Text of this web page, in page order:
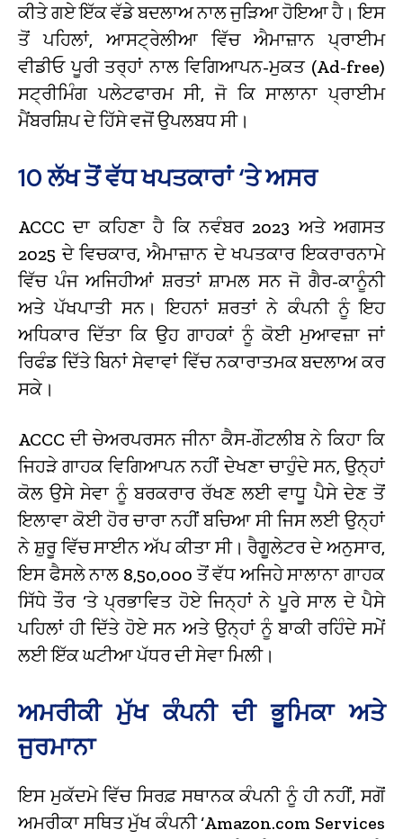
ਕੀਤੇ ਗਏ ਇੱਕ ਵੱਡੇ ਬਦਲਾਅ ਨਾਲ ਜੁੜਿਆ ਹੋਇਆ ਹੈ। ਇਸ
ਤੋਂ ਪਹਿਲਾਂ, ਆਸਟ੍ਰੇਲੀਆ ਵਿੱਚ ਐਮਾਜ਼ਾਨ ਪ੍ਰਾਈਮ
ਵੀਡੀਓ ਪੂਰੀ ਤਰ੍ਹਾਂ ਨਾਲ ਵਿਗਿਆਪਨ-ਮੁਕਤ (Ad-free)
ਸਟ੍ਰੀਮਿੰਗ ਪਲੇਟਫਾਰਮ ਸੀ, ਜੋ ਕਿ ਸਾਲਾਨਾ ਪ੍ਰਾਈਮ
ਮੈਂਬਰਸ਼ਿਪ ਦੇ ਹਿੱਸੇ ਵਜੋਂ ਉਪਲਬਧ ਸੀ।
10 ਲੱਖ ਤੋਂ ਵੱਧ ਖਪਤਕਾਰਾਂ ‘ਤੇ ਅਸਰ
ACCC ਦਾ ਕਹਿਣਾ ਹੈ ਕਿ ਨਵੰਬਰ 2023 ਅਤੇ ਅਗਸਤ
2025 ਦੇ ਵਿਚਕਾਰ, ਐਮਾਜ਼ਾਨ ਦੇ ਖਪਤਕਾਰ ਇਕਰਾਰਨਾਮੇ
ਵਿੱਚ ਪੰਜ ਅਜਿਹੀਆਂ ਸ਼ਰਤਾਂ ਸ਼ਾਮਲ ਸਨ ਜੋ ਗੈਰ-ਕਾਨੂੰਨੀ
ਅਤੇ ਪੱਖਪਾਤੀ ਸਨ। ਇਹਨਾਂ ਸ਼ਰਤਾਂ ਨੇ ਕੰਪਨੀ ਨੂੰ ਇਹ
ਅਧਿਕਾਰ ਦਿੱਤਾ ਕਿ ਉਹ ਗਾਹਕਾਂ ਨੂੰ ਕੋਈ ਮੁਆਵਜ਼ਾ ਜਾਂ
ਰਿਫੰਡ ਦਿੱਤੇ ਬਿਨਾਂ ਸੇਵਾਵਾਂ ਵਿੱਚ ਨਕਾਰਾਤਮਕ ਬਦਲਾਅ ਕਰ
ਸਕੇ।
ACCC ਦੀ ਚੇਅਰਪਰਸਨ ਜੀਨਾ ਕੈਸ-ਗੌਟਲੀਬ ਨੇ ਕਿਹਾ ਕਿ
ਜਿਹੜੇ ਗਾਹਕ ਵਿਗਿਆਪਨ ਨਹੀਂ ਦੇਖਣਾ ਚਾਹੁੰਦੇ ਸਨ, ਉਨ੍ਹਾਂ
ਕੋਲ ਉਸੇ ਸੇਵਾ ਨੂੰ ਬਰਕਰਾਰ ਰੱਖਣ ਲਈ ਵਾਧੂ ਪੈਸੇ ਦੇਣ ਤੋਂ
ਇਲਾਵਾ ਕੋਈ ਹੋਰ ਚਾਰਾ ਨਹੀਂ ਬਚਿਆ ਸੀ ਜਿਸ ਲਈ ਉਨ੍ਹਾਂ
ਨੇ ਸ਼ੁਰੂ ਵਿੱਚ ਸਾਈਨ ਅੱਪ ਕੀਤਾ ਸੀ।ਰੈਗੂਲੇਟਰ ਦੇ ਅਨੁਸਾਰ,
ਇਸ ਫੈਸਲੇ ਨਾਲ 8,50,000 ਤੋਂ ਵੱਧ ਅਜਿਹੇ ਸਾਲਾਨਾ ਗਾਹਕ
ਸਿੱਧੇ ਤੌਰ ‘ਤੇ ਪ੍ਰਭਾਵਿਤ ਹੋਏ ਜਿਨ੍ਹਾਂ ਨੇ ਪੂਰੇ ਸਾਲ ਦੇ ਪੈਸੇ
ਪਹਿਲਾਂ ਹੀ ਦਿੱਤੇ ਹੋਏ ਸਨ ਅਤੇ ਉਨ੍ਹਾਂ ਨੂੰ ਬਾਕੀ ਰਹਿੰਦੇ ਸਮੇਂ
ਲਈ ਇੱਕ ਘਟੀਆ ਪੱਧਰ ਦੀ ਸੇਵਾ ਮਿਲੀ।
ਅਮਰੀਕੀ ਮੁੱਖ ਕੰਪਨੀ ਦੀ ਭੂਮਿਕਾ ਅਤੇ
ਜੁਰਮਾਨਾ
ਇਸ ਮੁਕੱਦਮੇ ਵਿੱਚ ਸਿਰਫ਼ ਸਥਾਨਕ ਕੰਪਨੀ ਨੂੰ ਹੀ ਨਹੀਂ, ਸਗੋਂ
ਅਮਰੀਕਾ ਸਥਿਤ ਮੁੱਖ ਕੰਪਨੀ ‘Amazon.com Services